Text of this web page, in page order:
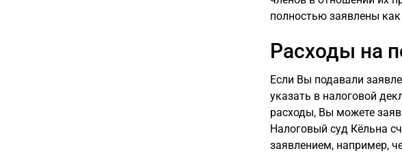
полностью заявлены
Расходы на
Если Вы подавали
указать в налоговой
расходы, Вы можете
Налоговый суд Кёльна
заявлением, например,